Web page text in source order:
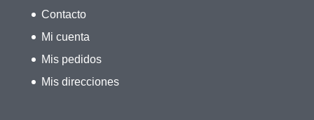
Contacto
Mi cuenta
Mis pedidos
Mis direcciones